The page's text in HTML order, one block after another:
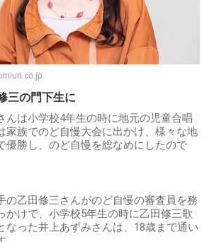
三の門下生に
んは小学校4年生の時に地元の児童合唱
家族でのど自慢大会に出かけ、様々な地
優勝し、のど自慢を総なめにしたので
の乙田修三さんがのど自慢の審査員を務
かけで、小学校5年生の時に乙田修三歌
なった井上あずみさんは、18歳まで通い